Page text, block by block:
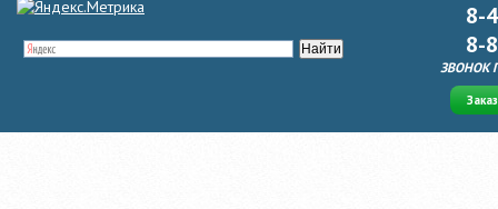
8-
8-
ЗВОНОК